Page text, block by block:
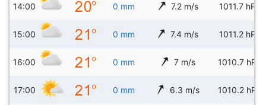
14:00 0 mm 7.2 m/s 1011.7 hPa
15:00 0 mm 7.4 m/s 1011.2 hPa
16:00 0 mm 7 m/s 1010.7 hPa
17:00 0 mm 6.3 m/s 1010.2 hPa